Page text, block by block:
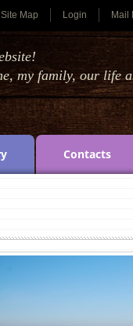
Site Map Login Mail
my family, our life
Contacts